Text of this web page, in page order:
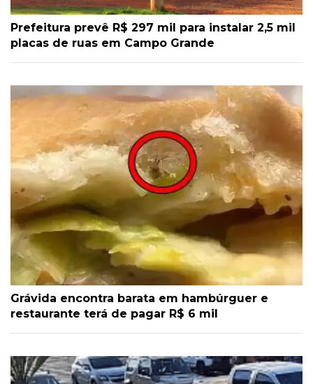
Prefeitura prevê R$ 297 mil para instalar 2,5 mil
placas de ruas em Campo Grande
Grávida encontra barata em hambúrguer e
restaurante terá de pagar R$ 6 mil